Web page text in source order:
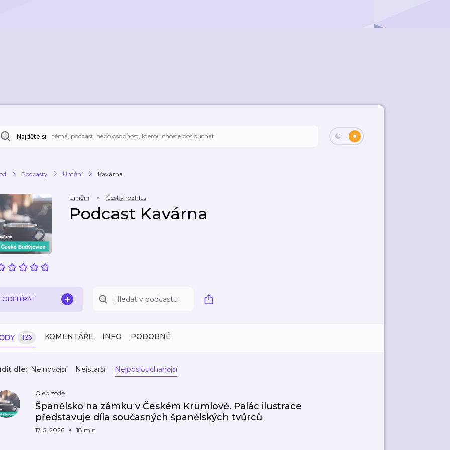
Najděte si:
Podcasty Umění Kavárna
Umění Český rozhlas
Podcast Kavárna
ODEBÍRAT
126 KOMENTÁŘE INFO PODOBNÉ
dle: Nejnovější Nejstarší Nejposlouchanější
O epizodě
Španělsko na zámku v Českém Krumlově. Palác ilustrace
představuje díla současných španělských tvůrců
17. 5. 2026 18 min